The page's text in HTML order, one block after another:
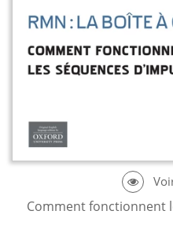
Comment fonctionnent